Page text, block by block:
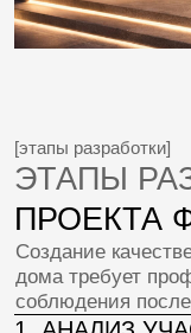
[стоимость услуг]
СТОИМОСТЬ
факторов:
Сложность
Объем работ.
Используемые
Уровень
Средняя цена
за квадратный метр.
от индивидуальных
Рекомендуется